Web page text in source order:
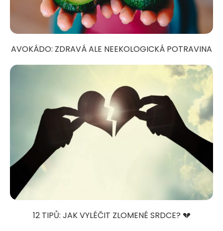
AVOKÁDO: ZDRAVÁ ALE NEEKOLOGICKÁ POTRAVINA
12 TIPŮ: JAK VYLÉČIT ZLOMENÉ SRDCE? 💔